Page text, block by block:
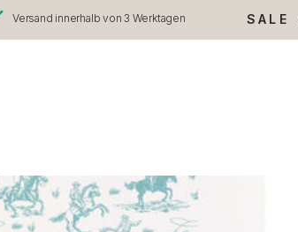
Versand innerhalb von 3 Werktagen SALE